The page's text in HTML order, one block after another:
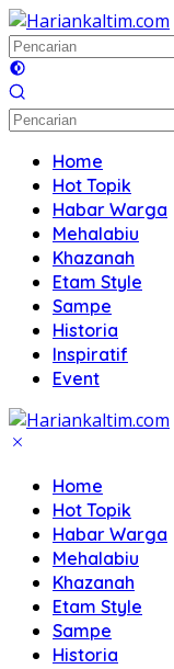
Langsung
ke
konten
Home
Hot Topik
Habar Warga
Mehalabiu
Khazanah
Etam Style
Sampe
Historia
Inspiratif
Event
Home
Hot Topik
Habar Warga
Mehalabiu
Khazanah
Etam Style
Sampe
Historia